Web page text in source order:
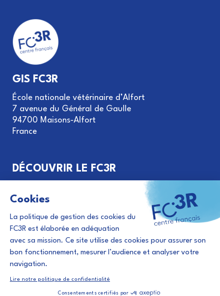
GIS FC3R
École nationale vétérinaire d’Alfort
7 avenue du Général de Gaulle
94700 Maisons-Alfort
France
DÉCOUVRIR LE FC3R
Gouvernance du GIS FC3R
Financement de projets
Évènements et actualités 3R
Abonnement à la newsletter